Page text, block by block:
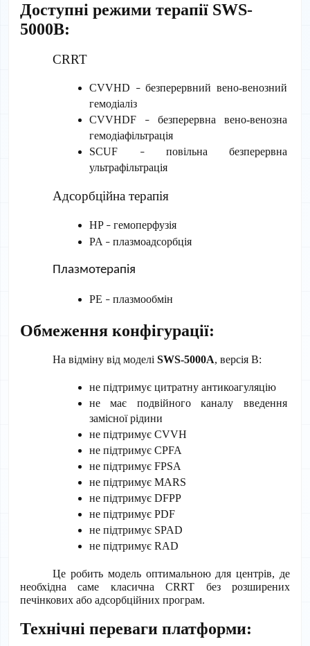
Доступні режими терапії SWS-
5000B:
CRRT
CVVHD – безперервний вено-венозний
гемодіаліз
CVVHDF
– безперервна вено-венозна
гемодіафільтрація
SCUF
– повільна безперервна
ультрафільтрація
Адсорбційна терапія
HP – гемоперфузія
PA – плазмоадсорбція
Плазмотерапія
PE – плазмообмін
Обмеження конфігурації:
На відміну від моделі SWS-5000A, версія B:
не підтримує цитратну антикоагуляцію
не має подвійного каналу введення
замісної рідини
не підтримує CVVH
не підтримує CPFA
не підтримує FPSA
не підтримує MARS
не підтримує DFPP
не підтримує PDF
не підтримує SPAD
не підтримує RAD
Це робить модель оптимальною для центрів, де
необхідна саме класична CRRT без розширених
печінкових або адсорбційних програм.
Технічні переваги платформи: